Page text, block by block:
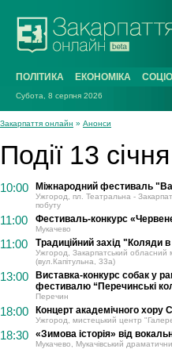
ПОЛІТИКА ЕКОНОМІКА СОЦІО
Субота, 8 серпня 2026
Закарпаття онлайн » Анонси
Події 13 січня
10:00 Міжнародний фестиваль
Ужгород, пл. Театральна -
побуту
11:00 Фестиваль-конкурс
Мукачево
11:00 Традиційний захід "Коляди
Ужгород, Закарпатський обласний
(вул.Капітульна, 33а)
13:00
Виставка-конкурс собак у
фестивалю “Перечинські
Перечин
18:00 Концерт академічного хору
Ужгород, мистецький центр
18:30 «Зимова історія» від
Мукачево, Мукачівський